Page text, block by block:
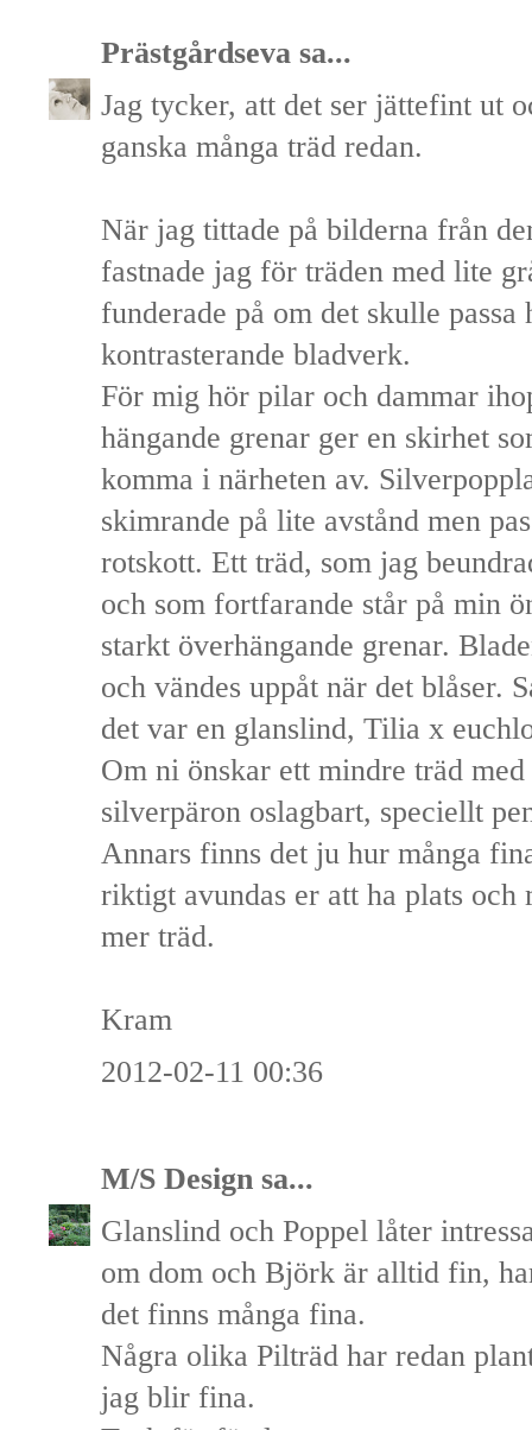
Prästgårdseva sa...
Jag tycker, att det ser jättefint ut
ganska många träd redan.
När jag tittade på bilderna från
fastnade jag för träden med lite
funderade på om det skulle passa
kontrasterande bladverk.
För mig hör pilar och dammar
hängande grenar ger en skirhet
komma i närheten av.
skimrande på lite avstånd men
rotskott. Ett träd, som jag
och som fortfarande står på min
starkt överhängande grenar.
och vändes uppåt när det blåser.
det var en glanslind, Tilia x
Om ni önskar ett mindre träd
silverpäron oslagbart, speciellt
Annars finns det ju hur många
riktigt avundas er att ha plats och
mer träd.
Kram
2012-02-11 00:36
M/S Design sa...
Glanslind och Poppel låter
om dom och Björk är alltid fin,
det finns många fina.
Några olika Pilträd har redan
jag blir fina.